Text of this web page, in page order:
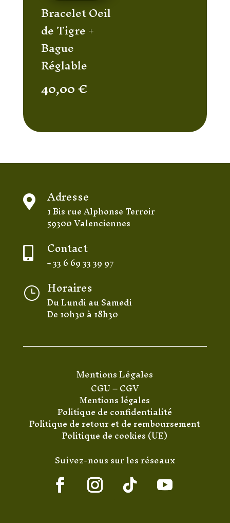
Bracelet Oeil
de Tigre +
Bague
Réglable
40,00€
 Adresse
1 Bis rue Alphonse Terroir
59300 Valenciennes
 Contact
+ 33 6 69 33 39 97
} Horaires
Du Lundi au Samedi
De 10h30 à 18h30
Mentions Légales
CGU–CGV
Mentions légales
Politique de confidentialité
Politique de retour et de remboursement
Politique de cookies (UE)
Suivez-nous sur les réseaux